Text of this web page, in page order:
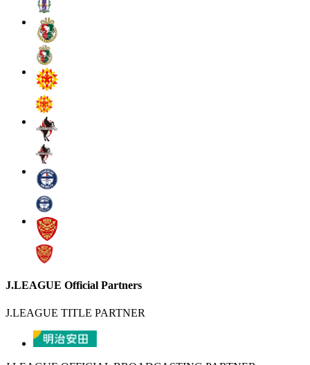
J.LEAGUE Official Partners
J.LEAGUE TITLE PARTNER